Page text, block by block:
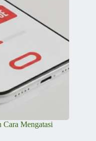
Mengatasi